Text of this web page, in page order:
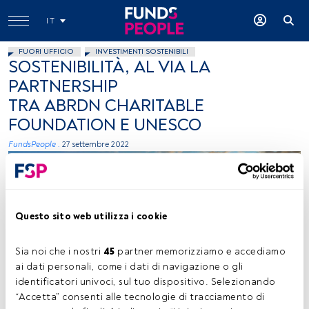
Questo sito web utilizza i cookie
Sia noi che i nostri 45 partner memorizziamo e accediamo
ai dati personali, come i dati di navigazione o gli
identificatori univoci, sul tuo dispositivo. Selezionando
“Accetta” consenti alle tecnologie di tracciamento di
IT
FUORI UFFICIO INVESTIMENTI SOSTENIBILI
SOSTENIBILITÀ, AL VIA LA
PARTNERSHIP
TRA ABRDN CHARITABLE
FOUNDATION E UNESCO
FundsPeople . 27 settembre 2022
fonte: Unsplash